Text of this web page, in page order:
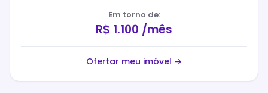
Em torno de:
R$ 1.100 /mês
Ofertar meu imóvel →